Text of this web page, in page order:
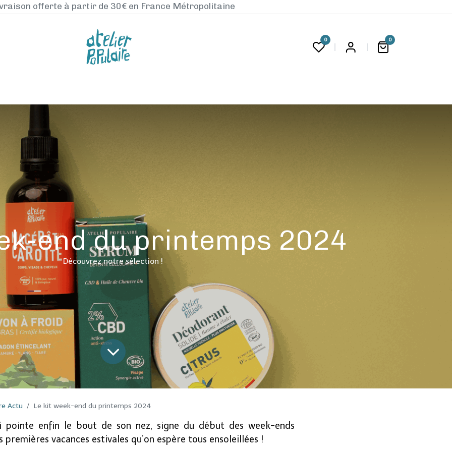
offerte à partir de 30€ en France Métropolitaine
0 0
end du printemps 2024
Découvrez notre sélection !
Actu Le kit week-end du printemps 2024
pointe enfin le bout de son nez, signe du début des week-ends
vacances estivales qu’on espère tous ensoleillées !